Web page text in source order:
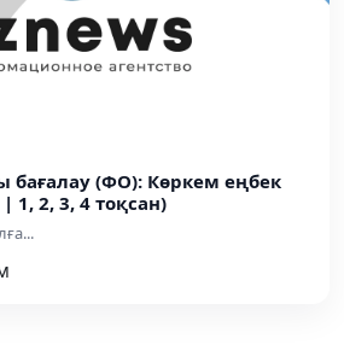
(ФО): Көркем еңбек
2, 3, 4 тоқсан)